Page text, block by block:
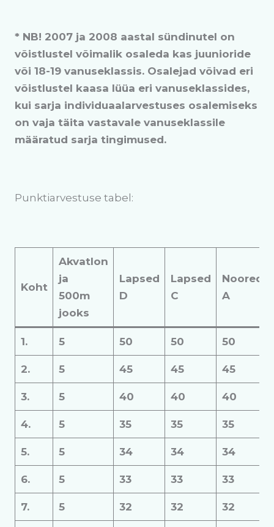
* NB! 2007 ja 2008 aastal sündinutel on
võistlustel võimalik osaleda kas juunioride
või 18-19 vanuseklassis. Osalejad võivad eri
võistlustel kaasa lüüa eri vanuseklassides,
kui sarja individuaalarvestuses osalemiseks
on vaja täita vastavale vanuseklassile
määratud sarja tingimused.
Punktiarvestuse tabel:
Koht
Akvatlon
ja
500m
jooks
Lapsed
D
Lapsed
C
Noored
A
1. 5 50 50 50
2. 5 45 45 45
3. 5 40 40 40
4. 5 35 35 35
5. 5 34 34 34
6. 5 33 33 33
7. 5 32 32 32